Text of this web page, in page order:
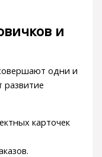
и
одни и
карточек